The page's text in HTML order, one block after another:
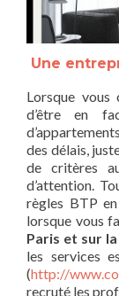
Une
Lorsque vous
d’être en
des délais,
de critères
d’attention.
règles BTP
lorsque vous
Paris et sur
les services
(http://
recruté les